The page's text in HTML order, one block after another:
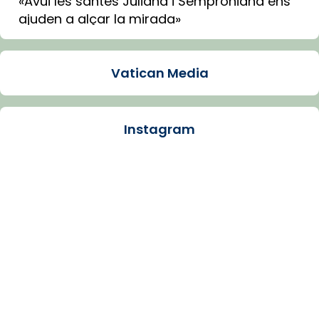
ajuden a alçar la mirada»
Mons. Sergi Gordo, bisbe de Tortosa, ha
Santes de Mataró.
🔗tinyurl.com/cvu5jmbk
Vatican Media
Instagram